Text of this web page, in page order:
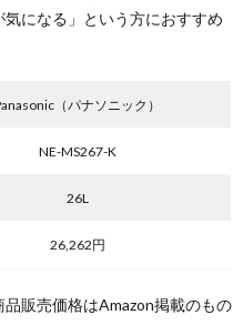
になる」という方におすすめ
（パナソニック）
NE-MS267-K
26L
26,262円
品販売価格はAmazon掲載のもの